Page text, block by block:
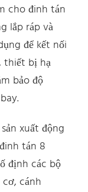
cho đinh tán
lắp ráp và
để kết nối
thiết bị hạ
bảo độ
xuất động
tán 8
định các bộ
cánh